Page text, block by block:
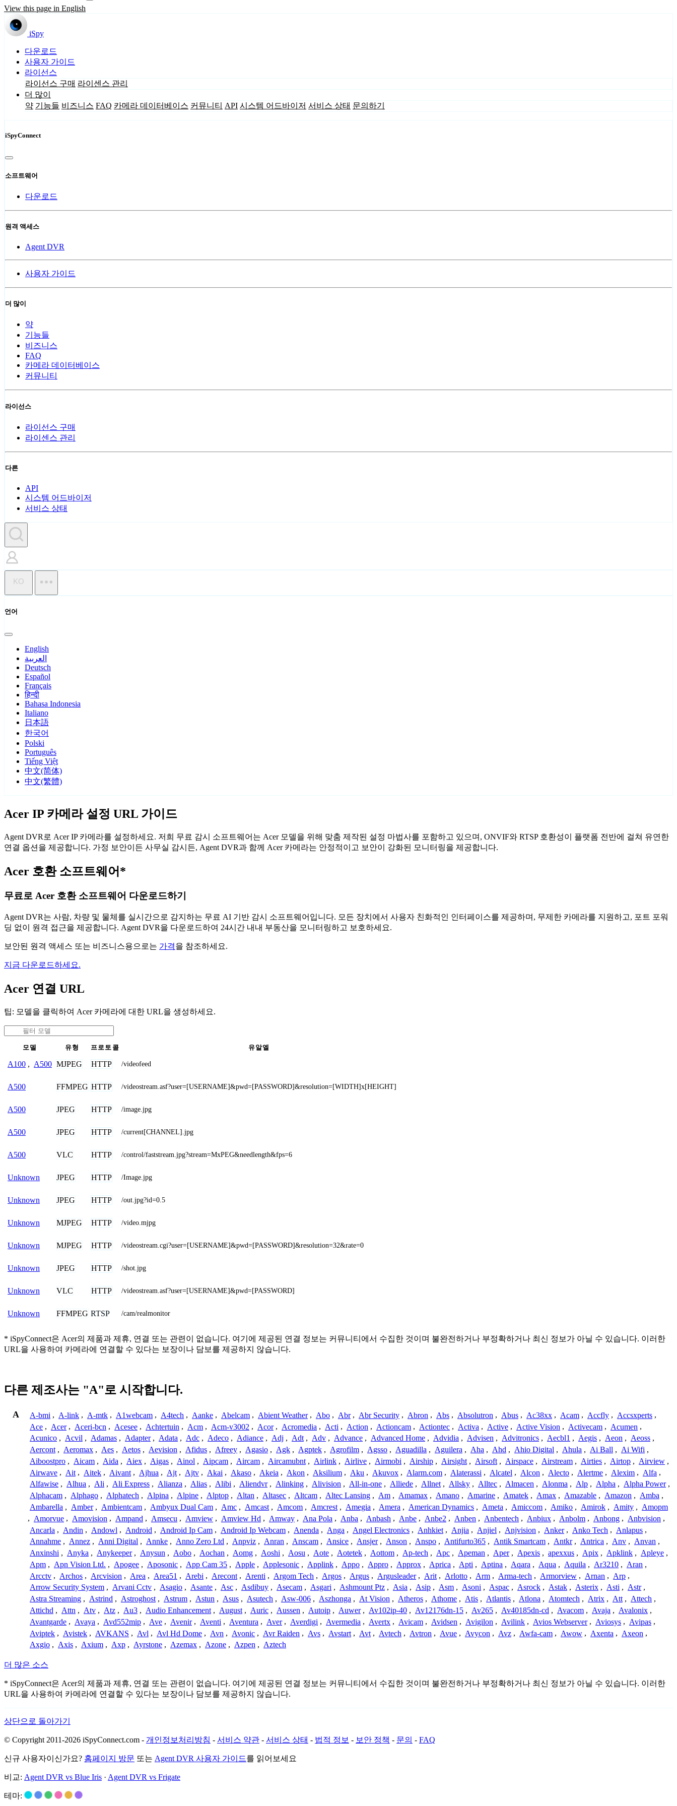
View this page in English
iSpy
다운로드
사용자 가이드
라이선스
라이선스 구매 라이센스 관리
더 많이
약 기능들 비즈니스 FAQ 카메라 데이터베이스 커뮤니티 API 시스템 어드바이저 서비스 상태 문의하기
iSpyConnect
소프트웨어
다운로드
원격 액세스
Agent DVR
사용자 가이드
더 많이
약
기능들
비즈니스
FAQ
카메라 데이터베이스
커뮤니티
라이선스
라이선스 구매
라이센스 관리
다른
API
시스템 어드바이저
서비스 상태
KO
언어
English
العربية
Deutsch
Español
Français
हिन्दी
Bahasa Indonesia
Italiano
日本語
한국어
Polski
Português
Tiếng Việt
中文(简体)
中文(繁體)
Acer IP 카메라 설정 URL 가이드
Agent DVR로 Acer IP 카메라를 설정하세요. 저희 무료 감시 소프트웨어는 Acer 모델을 위해 맞춤 제작된 설정 마법사를 포함하고 있으며, ONVIF와 RTSP 호환성이 플랫폼 전반에 걸쳐 유연한
연결 옵션을 제공합니다. 가정 보안이든 사무실 감시든, Agent DVR과 함께 Acer 카메라는 안정적이고 보안이 강화된 모니터링을 제공합니다.
Acer 호환 소프트웨어*
무료로 Acer 호환 소프트웨어 다운로드하기
Agent DVR는 사람, 차량 및 물체를 실시간으로 감지하는 무료 AI 기반 감시 소프트웨어입니다. 모든 장치에서 사용자 친화적인 인터페이스를 제공하며, 무제한 카메라를 지원하고, 포트 포워
딩 없이 원격 접근을 제공합니다. Agent DVR을 다운로드하여 24시간 내내 부동산을 모니터링하고 보호하세요.
보안된 원격 액세스 또는 비즈니스용으로는 가격을 참조하세요.
지금 다운로드하세요.
Acer 연결 URL
팁: 모델을 클릭하여 Acer 카메라에 대한 URL을 생성하세요.
모델 유형 프로토콜 유알엘
A100 , A500 MJPEG HTTP /videofeed
A500 FFMPEG HTTP /videostream.asf?user=[USERNAME]&pwd=[PASSWORD]&resolution=[WIDTH]x[HEIGHT]
A500 JPEG HTTP /image.jpg
A500 JPEG HTTP /current[CHANNEL].jpg
A500 VLC HTTP /control/faststream.jpg?stream=MxPEG&needlength&fps=6
Unknown JPEG HTTP /Image.jpg
Unknown JPEG HTTP /out.jpg?id=0.5
Unknown MJPEG HTTP /video.mjpg
Unknown MJPEG HTTP /videostream.cgi?user=[USERNAME]&pwd=[PASSWORD]&resolution=32&rate=0
Unknown JPEG HTTP /shot.jpg
Unknown VLC HTTP /videostream.asf?user=[USERNAME]&pwd=[PASSWORD]
Unknown FFMPEG RTSP /cam/realmonitor
* iSpyConnect은 Acer의 제품과 제휴, 연결 또는 관련이 없습니다. 여기에 제공된 연결 정보는 커뮤니티에서 수집한 것이며 불완전하거나 부정확하거나 최신 정보가 아닐 수 있습니다. 이러한
URL을 사용하여 카메라에 연결할 수 있다는 보장이나 담보를 제공하지 않습니다.
다른 제조사는 "A"로 시작합니다.
A A-bmi , A-link , A-mtk , A1webcam , A4tech , Aanke , Abelcam , Abient Weather , Abo , Abr , Abr Security , Abron , Abs , Absolutron , Abus , Ac38xx , Acam , Accfly , Accsxperts ,
Ace , Acer , Aceri-bcn , Acesee , Achtertuin , Acm , Acm-v3002 , Acor , Acromedia , Acti , Action , Actioncam , Actiontec , Activa , Active , Active Vision , Activecam , Acumen ,
Acunico , Acvil , Adamas , Adapter , Adata , Adc , Adeco , Adiance , Adj , Adt , Adv , Advance , Advanced Home , Advidia , Advisen , Advitronics , Aecbl1 , Aegis , Aeon , Aeoss ,
Aercont , Aeromax , Aes , Aetos , Aevision , Afidus , Afreey , Agasio , Agk , Agptek , Agrofilm , Agsso , Aguadilla , Aguilera , Aha , Ahd , Ahio Digital , Ahula , Ai Ball , Ai Wifi ,
Aiboostpro , Aicam , Aida , Aiex , Aigas , Ainol , Aipcam , Aircam , Aircamubnt , Airlink , Airlive , Airmobi , Airship , Airsight , Airsoft , Airspace , Airstream , Airties , Airtop , Airview ,
Airwave , Ait , Aitek , Aivant , Ajhua , Ajt , Ajtv , Akai , Akaso , Akeia , Akon , Aksilium , Aku , Akuvox , Alarm.com , Alaterassi , Alcatel , Alcon , Alecto , Alertme , Alexim , Alfa ,
Alfawise , Alhua , Ali , Ali Express , Alianza , Alias , Alibi , Aliendvr , Alinking , Alivision , All-in-one , Alliede , Allnet , Allsky , Alltec , Almacen , Alonma , Alp , Alpha , Alpha Power ,
Alphacam , Alphago , Alphatech , Alpina , Alpine , Alptop , Altan , Altasec , Altcam , Altec Lansing , Am , Amamax , Amano , Amarine , Amatek , Amax , Amazable , Amazon , Amba ,
Ambarella , Amber , Ambientcam , Ambyux Dual Cam , Amc , Amcast , Amcom , Amcrest , Amegia , Amera , American Dynamics , Ameta , Amiccom , Amiko , Amirok , Amity , Amopm
, Amorvue , Amovision , Ampand , Amsecu , Amview , Amview Hd , Amway , Ana Pola , Anba , Anbash , Anbe , Anbe2 , Anben , Anbentech , Anbiux , Anbolm , Anbong , Anbvision ,
Ancarla , Andin , Andowl , Android , Android Ip Cam , Android Ip Webcam , Anenda , Anga , Angel Electronics , Anhkiet , Anjia , Anjiel , Anjvision , Anker , Anko Tech , Anlapus ,
Annahme , Annez , Anni Digital , Annke , Anno Zero Ltd , Anpviz , Anran , Anscam , Ansice , Ansjer , Anson , Anspo , Antifurto365 , Antik Smartcam , Antkr , Antrica , Anv , Anvan ,
Anxinshi , Anyka , Anykeeper , Anysun , Aobo , Aochan , Aomg , Aoshi , Aosu , Aote , Aotetek , Aottom , Ap-tech , Apc , Apeman , Aper , Apexis , apexxus , Apix , Apklink , Apleye ,
Apm , Apn Vision Ltd. , Apogee , Aposonic , App Cam 35 , Apple , Applesonic , Applink , Appo , Appro , Approx , Aprica , Apti , Aptina , Aqara , Aqua , Aquila , Ar3210 , Aran ,
Arcctv , Archos , Arcvision , Area , Area51 , Arebi , Arecont , Arenti , Argom Tech , Argos , Argus , Argusleader , Arit , Arlotto , Arm , Arma-tech , Armorview , Arnan , Arp ,
Arrow Security System , Arvani Cctv , Asagio , Asante , Asc , Asdibuy , Asecam , Asgari , Ashmount Ptz , Asia , Asip , Asm , Asoni , Aspac , Asrock , Astak , Asterix , Asti , Astr ,
Astra Streaming , Astrind , Astroghost , Astrum , Astun , Asus , Asutech , Asw-006 , Aszhonga , At Vision , Atheros , Athome , Atis , Atlantis , Atlona , Atomtech , Atrix , Att , Attech ,
Attichd , Attn , Atv , Atz , Au3 , Audio Enhancement , August , Auric , Aussen , Autoip , Auwer , Av102ip-40 , Av12176dn-15 , Av265 , Av40185dn-cd , Avacom , Avaja , Avalonix ,
Avantgarde , Avaya , Avd552mip , Ave , Avenir , Aventi , Aventura , Aver , Averdigi , Avermedia , Avertx , Avicam , Avidsen , Avigilon , Avilink , Avios Webserver , Aviosys , Avipas ,
Aviptek , Avistek , AVKANS , Avl , Avl Hd Dome , Avn , Avonic , Avr Raiden , Avs , Avstart , Avt , Avtech , Avtron , Avue , Avycon , Avz , Awfa-cam , Awow , Axenta , Axeon ,
Axgio , Axis , Axium , Axp , Ayrstone , Azemax , Azone , Azpen , Aztech
더 많은 소스
* iSpyConnect은 Acer의 제품과 제휴, 연결 또는 관련이 없습니다. 여기에 제공된 연결 정보는 커뮤니티에서 수집한 것이며 불완전하거나 부정확하거나 최신 정보가 아닐 수 있습니다. 이러한
URL을 사용하여 카메라에 연결할 수 있다는 보장이나 담보를 제공하지 않습니다.
상단으로 돌아가기
© Copyright 2011-2026 iSpyConnect.com - 개인정보처리방침 - 서비스 약관 - 서비스 상태 - 법적 정보 - 보안 정책 - 문의 - FAQ
신규 사용자이신가요? 홈페이지 방문 또는 Agent DVR 사용자 가이드를 읽어보세요
비교: Agent DVR vs Blue Iris · Agent DVR vs Frigate
테마: